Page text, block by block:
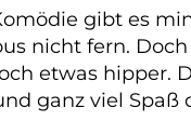
gibt es
nicht fern.
etwas hipper.
ganz viel Spaß